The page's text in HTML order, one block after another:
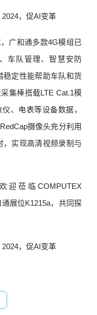
广和通多款4G模组已
车队管理、智慧安防
稳定性能帮助车队和货
集棒搭载LTE Cat.1模
、电表等设备数据，
摄像头充分利用
，实现高清视频录制与
莅临COMPUTEX
展位K1215a，共同探